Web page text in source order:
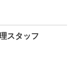
スタッフ